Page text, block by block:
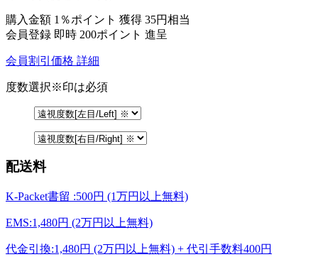
購入金額 1％ポイント 獲得 35円相当
会員登録 即時 200ポイント 進呈
会員割引価格 詳細
度数選択※印は必須
配送料
K-Packet書留 :500円 (1万円以上無料)
EMS:1,480円 (2万円以上無料)
代金引換:1,480円 (2万円以上無料) + 代引手数料400円